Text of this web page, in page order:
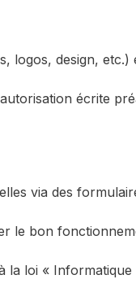
logos, design, etc.)
écrite
via des
le bon
la loi «